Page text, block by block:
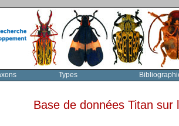
Types
Base de données Titan